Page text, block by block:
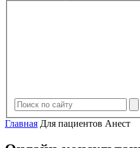
Главная Для пациентов Анест